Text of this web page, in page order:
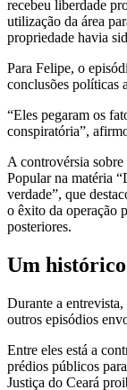
recebeu liberdade
utilização da área
propriedade havia
Para Felipe, o
conclusões políticas
“Eles pegaram os
conspiratória”,
A controvérsia
Popular na matéria
verdade”, que
o êxito da operação
posteriores.
Um histórico
Durante a
outros episódios
Entre eles está a
prédios públicos
Justiça do Ceará